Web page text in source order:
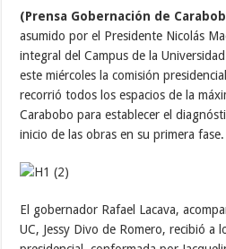
(Prensa Gobernación de
asumido por el Presidente Nicolás
integral del Campus de la
este miércoles la comisión
recorrió todos los espacios de la
Carabobo para establecer el
inicio de las obras en su primera fase.
El gobernador Rafael Lacava,
UC, Jessy Divo de Romero, recibió a